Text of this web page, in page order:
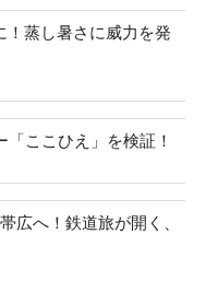
！蒸し暑さに威力を発
ここひえ」を検証！
広へ！鉄道旅が開く、